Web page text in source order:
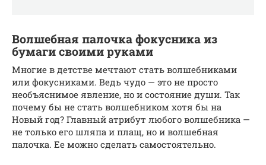
Волшебная палочка фокусника из
бумаги своими руками
Многие в детстве мечтают стать волшебниками
или фокусниками. Ведь чудо — это не просто
необъяснимое явление, но и состояние души. Так
почему бы не стать волшебником хотя бы на
Новый год? Главный атрибут любого волшебника —
не только его шляпа и плащ, но и волшебная
палочка. Ее можно сделать самостоятельно.